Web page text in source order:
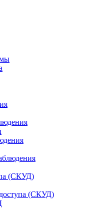
(СКУД)
(СКУД)